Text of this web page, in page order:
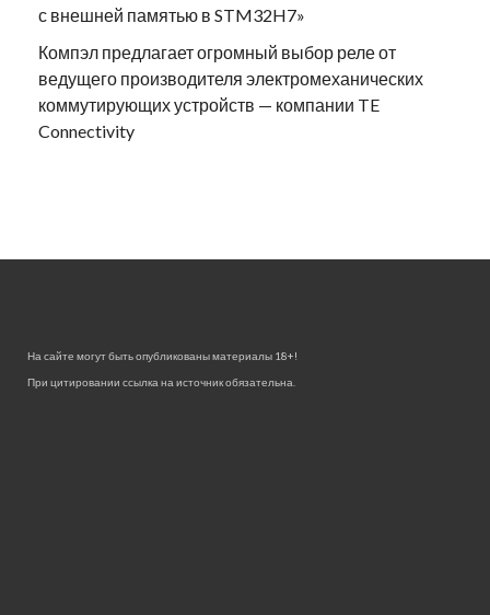
с внешней памятью в STM32H7»
Компэл предлагает огромный выбор реле от
ведущего производителя электромеханических
коммутирующих устройств — компании TE
Connectivity
На сайте могут быть опубликованы материалы 18+!
При цитировании ссылка на источник обязательна.